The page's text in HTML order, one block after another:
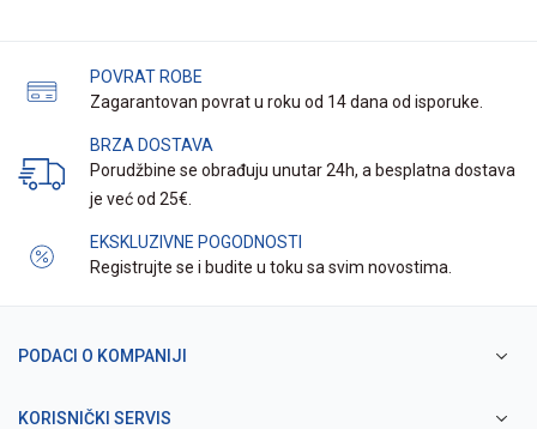
POVRAT ROBE
Zagarantovan povrat u roku od 14 dana od isporuke.
BRZA DOSTAVA
Porudžbine se obrađuju unutar 24h, a besplatna dostava
je već od 25€.
EKSKLUZIVNE POGODNOSTI
Registrujte se i budite u toku sa svim novostima.
PODACI O KOMPANIJI
KORISNIČKI SERVIS